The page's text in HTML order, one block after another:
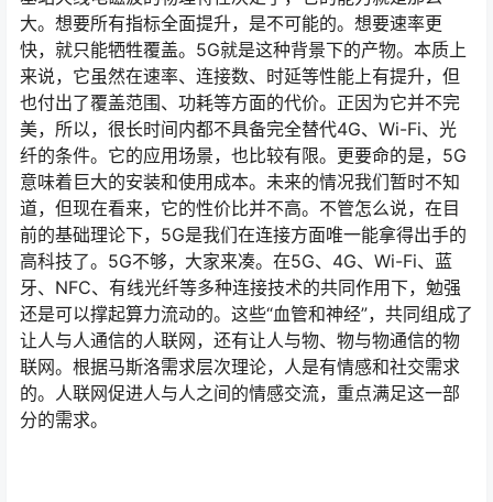
大。想要所有指标全面提升，是不可能的。想要速率更
快，就只能牺牲覆盖。5G就是这种背景下的产物。本质上
来说，它虽然在速率、连接数、时延等性能上有提升，但
也付出了覆盖范围、功耗等方面的代价。正因为它并不完
美，所以，很长时间内都不具备完全替代4G、Wi-Fi、光
纤的条件。它的应用场景，也比较有限。更要命的是，5G
意味着巨大的安装和使用成本。未来的情况我们暂时不知
道，但现在看来，它的性价比并不高。不管怎么说，在目
前的基础理论下，5G是我们在连接方面唯一能拿得出手的
高科技了。5G不够，大家来凑。在5G、4G、Wi-Fi、蓝
牙、NFC、有线光纤等多种连接技术的共同作用下，勉强
还是可以撑起算力流动的。这些“血管和神经”，共同组成了
让人与人通信的人联网，还有让人与物、物与物通信的物
联网。根据马斯洛需求层次理论，人是有情感和社交需求
的。人联网促进人与人之间的情感交流，重点满足这一部
分的需求。